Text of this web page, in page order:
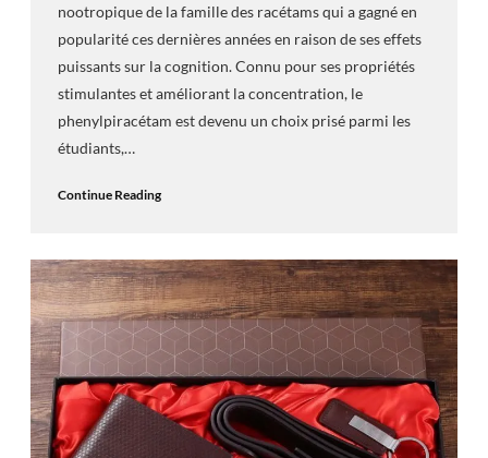
nootropique de la famille des racétams qui a gagné en
popularité ces dernières années en raison de ses effets
puissants sur la cognition. Connu pour ses propriétés
stimulantes et améliorant la concentration, le
phenylpiracétam est devenu un choix prisé parmi les
étudiants,…
Continue Reading